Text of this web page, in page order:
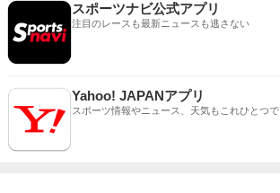
スポーツナビ公式アプリ
注目のレースも最新ニュースも逃さない
Yahoo! JAPANアプリ
スポーツ情報やニュース、天気もこれひとつで